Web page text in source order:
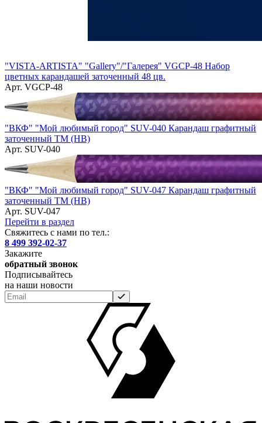
"VISTA-ARTISTA" "Gallery"/"Галерея" VGCP-48 Набор
цветных карандашей заточенный 48 цв.
Арт. VGCP-48
"ВКФ" "Мой любимый город" SUV-040 Карандаш графитный
заточенный ТМ (HB)
Арт. SUV-040
"ВКФ" "Мой любимый город" SUV-047 Карандаш графитный
заточенный ТМ (HB)
Арт. SUV-047
Перейти в раздел
Свяжитесь с нами по тел.:
8 499 392-02-37
Закажите
обратный звонок
Подписывайтесь
на наши новости